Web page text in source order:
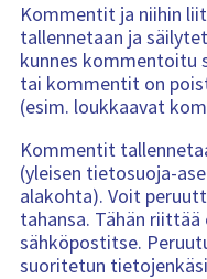
Kommentit ja niihin
tallennetaan ja
kunnes kommentoitu
tai kommentit on
(esim. loukkaavat
Kommentit
(yleisen tietosuoja-
alakohta). Voit
tahansa. Tähän
sähköpostitse.
suoritetun